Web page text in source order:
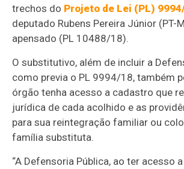
trechos do Projeto de Lei (PL)
deputado Rubens Pereira Júnior (PT-
apensado (PL 10488/18).
O substitutivo, além de incluir a
como previa o PL 9994/18, também
órgão tenha acesso a cadastro que
jurídica de cada acolhido e as
para sua reintegração familiar ou
família substituta.
“A Defensoria Pública, ao ter acesso